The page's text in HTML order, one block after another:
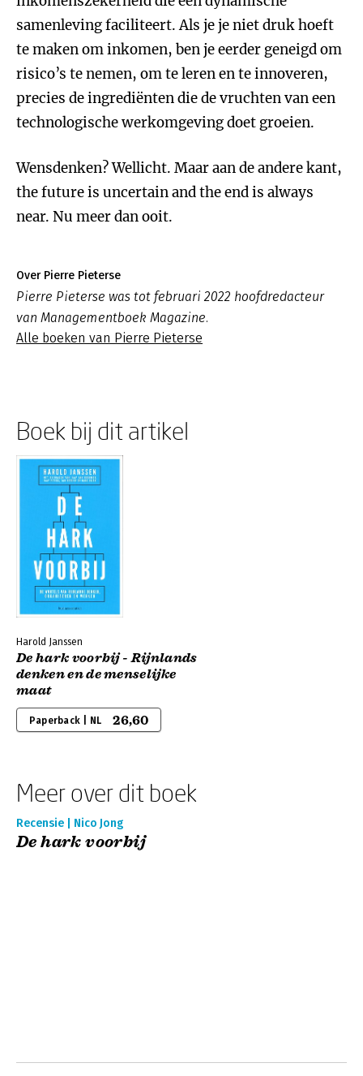
samenleving faciliteert. Als je je niet druk hoeft
te maken om inkomen, ben je eerder geneigd om
risico’s te nemen, om te leren en te innoveren,
precies de ingrediënten die de vruchten van een
technologische werkomgeving doet groeien.
Wensdenken? Wellicht. Maar aan de andere kant,
the future is uncertain and the end is always
near. Nu meer dan ooit.
Over Pierre Pieterse
Pierre Pieterse was tot februari 2022 hoofdredacteur
van Managementboek Magazine.
Alle boeken van Pierre Pieterse
Boek bij dit artikel
Harold Janssen
De hark voorbij - Rijnlands
denken en de menselijke
maat
Paperback | NL 26,60
Meer over dit boek
Recensie | Nico Jong
De hark voorbij